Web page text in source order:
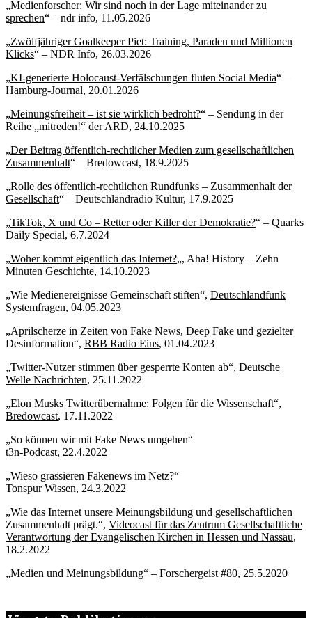
„Medienforscher: Wir sind noch in der Lage miteinander zu
sprechen“ – ndr info, 11.05.2026
„Zwölfjähriger Goalkeeper Piet: Training, Paraden und Millionen
Klicks“ – NDR Info, 26.03.2026
„KI-generierte Holocaust-Verfälschungen fluten Social Media“ –
Hamburg-Journal, 20.01.2026
„Meinungsfreiheit – ist sie wirklich bedroht?“ – Sendung in der
Reihe „mitreden!“ der ARD, 24.10.2025
„Der Beitrag öffentlich-rechtlicher Medien zum gesellschaftlichen
Zusammenhalt“ – Bredowcast, 18.9.2025
„Rolle des öffentlich-rechtlichen Rundfunks – Zusammenhalt der
Gesellschaft“ – Deutschlandradio Kultur, 17.9.2025
„TikTok, X und Co – Retter oder Killer der Demokratie?“ – Quarks
Daily Special, 6.7.2024
„Woher kommt eigentlich das Internet?„, Aha! History – Zehn
Minuten Geschichte, 14.10.2023
„Wie Medienereignisse Gemeinschaft stiften“, Deutschlandfunk
Systemfragen, 04.05.2023
„Aprilscherze in Zeiten von Fake News, Deep Fake und gezielter
Desinformation“, RBB Radio Eins, 01.04.2023
„Twitter-Nutzer stimmen über gesperrte Konten ab“, Deutsche
Welle Nachrichten, 25.11.2022
„Elon Musks Twitterübernahme: Folgen für die Wissenschaft“,
Bredowcast, 17.11.2022
„So können wir mit Fake News umgehen“
t3n-Podcast, 22.4.2022
„Wieso grassieren Fakenews im Netz?“
Tonspur Wissen, 24.3.2022
„Wie das Internet unsere Meinungsbildung und gesellschaftlichen
Zusammenhalt prägt.“, Videocast für das Zentrum Gesellschaftliche
Verantwortung der Evangelischen Kirchen in Hessen und Nassau,
18.2.2022
„Medien und Meinungsbildung“ – Forschergeist #80, 25.5.2020